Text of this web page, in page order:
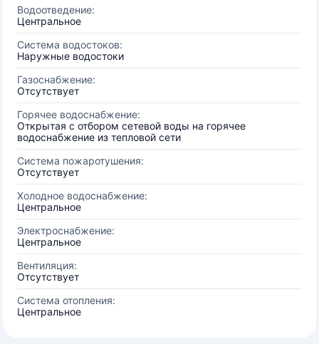
Водоотведение:
Центральное
Система водостоков:
Наружные водостоки
Газоснабжение:
Отсутствует
Горячее водоснабжение:
Открытая с отбором сетевой воды на горячее
водоснабжение из тепловой сети
Система пожаротушения:
Отсутствует
Холодное водоснабжение:
Центральное
Электроснабжение:
Центральное
Вентиляция:
Отсутствует
Система отопления:
Центральное